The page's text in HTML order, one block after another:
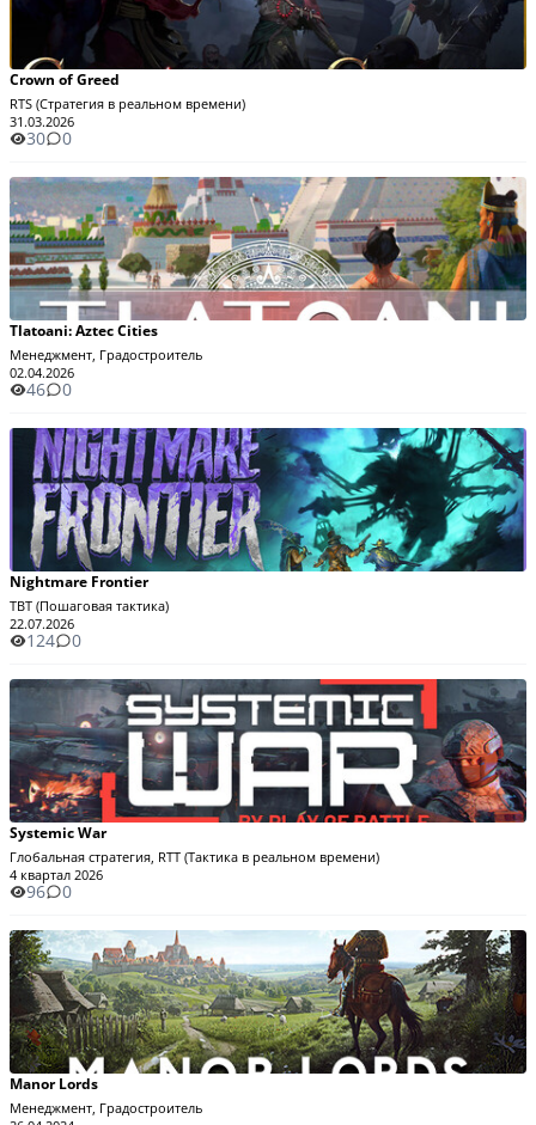
Crown of Greed
RTS (Стратегия в реальном времени)
31.03.2026
30 0
Tlatoani: Aztec Cities
Менеджмент, Градостроитель
02.04.2026
46 0
Nightmare Frontier
TBT (Пошаговая тактика)
22.07.2026
124 0
Systemic War
Глобальная стратегия, RTT (Тактика в реальном времени)
4 квартал 2026
96 0
Manor Lords
Менеджмент, Градостроитель